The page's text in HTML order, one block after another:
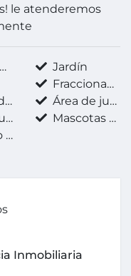
le atenderemos
Jardín
Fraccionamiento privado
Área de juegos infantiles
Mascotas permitidas
Inmobiliaria